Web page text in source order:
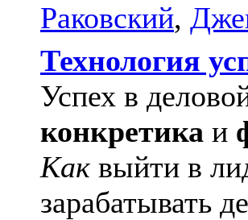
Раковский,
Технология
Успех в
конкретика и
Как выйти в
зарабатывать